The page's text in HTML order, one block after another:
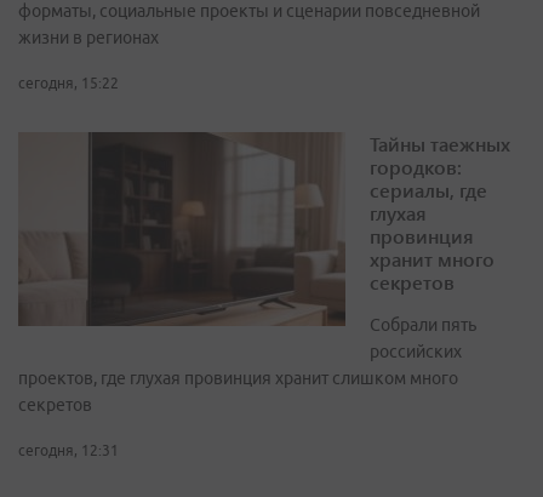
форматы, социальные проекты и сценарии повседневной
жизни в регионах
сегодня, 15:22
Тайны таежных
городков:
сериалы, где
глухая
провинция
хранит много
секретов
Собрали пять
российских
проектов, где глухая провинция хранит слишком много
секретов
сегодня, 12:31